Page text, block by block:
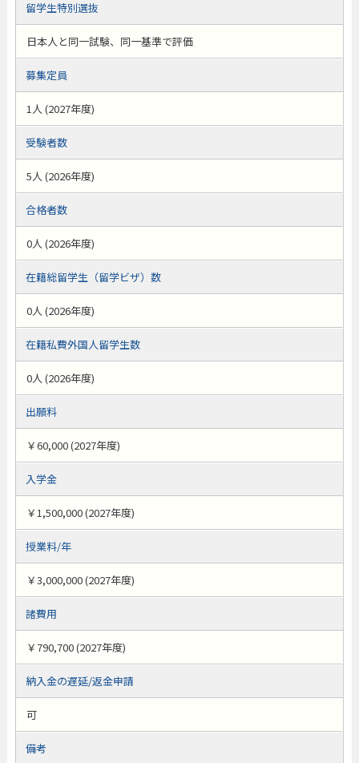
留学生特別選抜
日本人と同一試験、同一基準で評価
募集定員
1人 (2027年度)
受験者数
5人 (2026年度)
合格者数
0人 (2026年度)
在籍総留学生（留学ビザ）数
0人 (2026年度)
在籍私費外国人留学生数
0人 (2026年度)
出願料
￥60,000 (2027年度)
入学金
￥1,500,000 (2027年度)
授業料/年
￥3,000,000 (2027年度)
諸費用
￥790,700 (2027年度)
納入金の遅延/返金申請
可
備考